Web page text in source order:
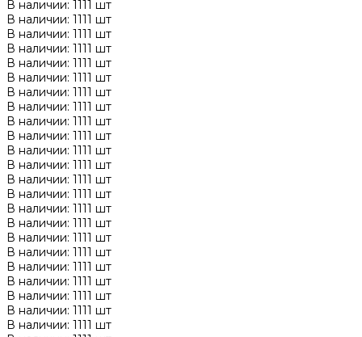
В наличии: 1111 шт
В наличии: 1111 шт
В наличии: 1111 шт
В наличии: 1111 шт
В наличии: 1111 шт
В наличии: 1111 шт
В наличии: 1111 шт
В наличии: 1111 шт
В наличии: 1111 шт
В наличии: 1111 шт
В наличии: 1111 шт
В наличии: 1111 шт
В наличии: 1111 шт
В наличии: 1111 шт
В наличии: 1111 шт
В наличии: 1111 шт
В наличии: 1111 шт
В наличии: 1111 шт
В наличии: 1111 шт
В наличии: 1111 шт
В наличии: 1111 шт
В наличии: 1111 шт
В наличии: 1111 шт